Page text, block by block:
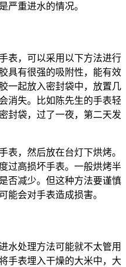
严重进水的情况。
表，可以采用以下方法进行
具有很强的吸附性，能有效
一起放入密封袋中，放置几
消失。比如陈先生的手表轻
封袋，过了一夜，第二天发
表，然后放在台灯下烘烤。
过高损坏手表。一般烘烤半
否减少。但这种方法要谨慎
能会对手表造成损害。
水处理方法可能就不太管用
手表埋入干燥的大米中，大